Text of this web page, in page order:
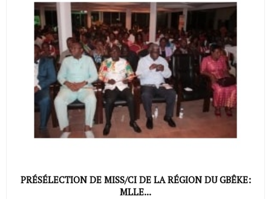
PRÉSÉLECTION DE MISS/CI DE LA RÉGION DU GBÊKE:
MLLE...